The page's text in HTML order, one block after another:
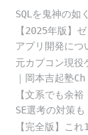
SQLを鬼神の如
【2025年版】
アプリ開発につ
元カプコン現役
｜岡本吉起塾Ch
【文系でも余
SE選考の対策も
【完全版】こ